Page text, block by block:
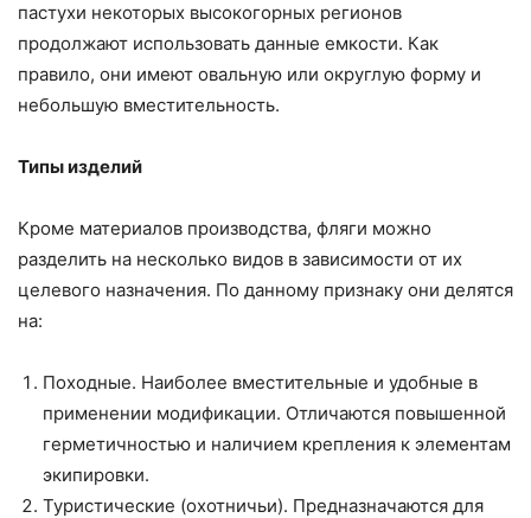
пастухи некоторых высокогорных регионов
продолжают использовать данные емкости. Как
правило, они имеют овальную или округлую форму и
небольшую вместительность.
Типы изделий
Кроме материалов производства, фляги можно
разделить на несколько видов в зависимости от их
целевого назначения. По данному признаку они делятся
на:
Походные. Наиболее вместительные и удобные в
применении модификации. Отличаются повышенной
герметичностью и наличием крепления к элементам
экипировки.
Туристические (охотничьи). Предназначаются для